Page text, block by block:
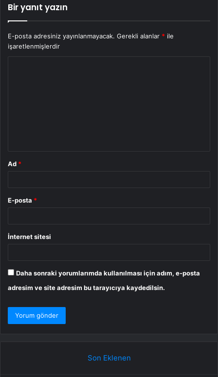
Bir yanıt yazın
E-posta adresiniz yayınlanmayacak. Gerekli alanlar * ile
işaretlenmişlerdir
Ad *
E-posta *
İnternet sitesi
Daha sonraki yorumlarımda kullanılması için adım, e-posta
adresim ve site adresim bu tarayıcıya kaydedilsin.
Son Eklenen